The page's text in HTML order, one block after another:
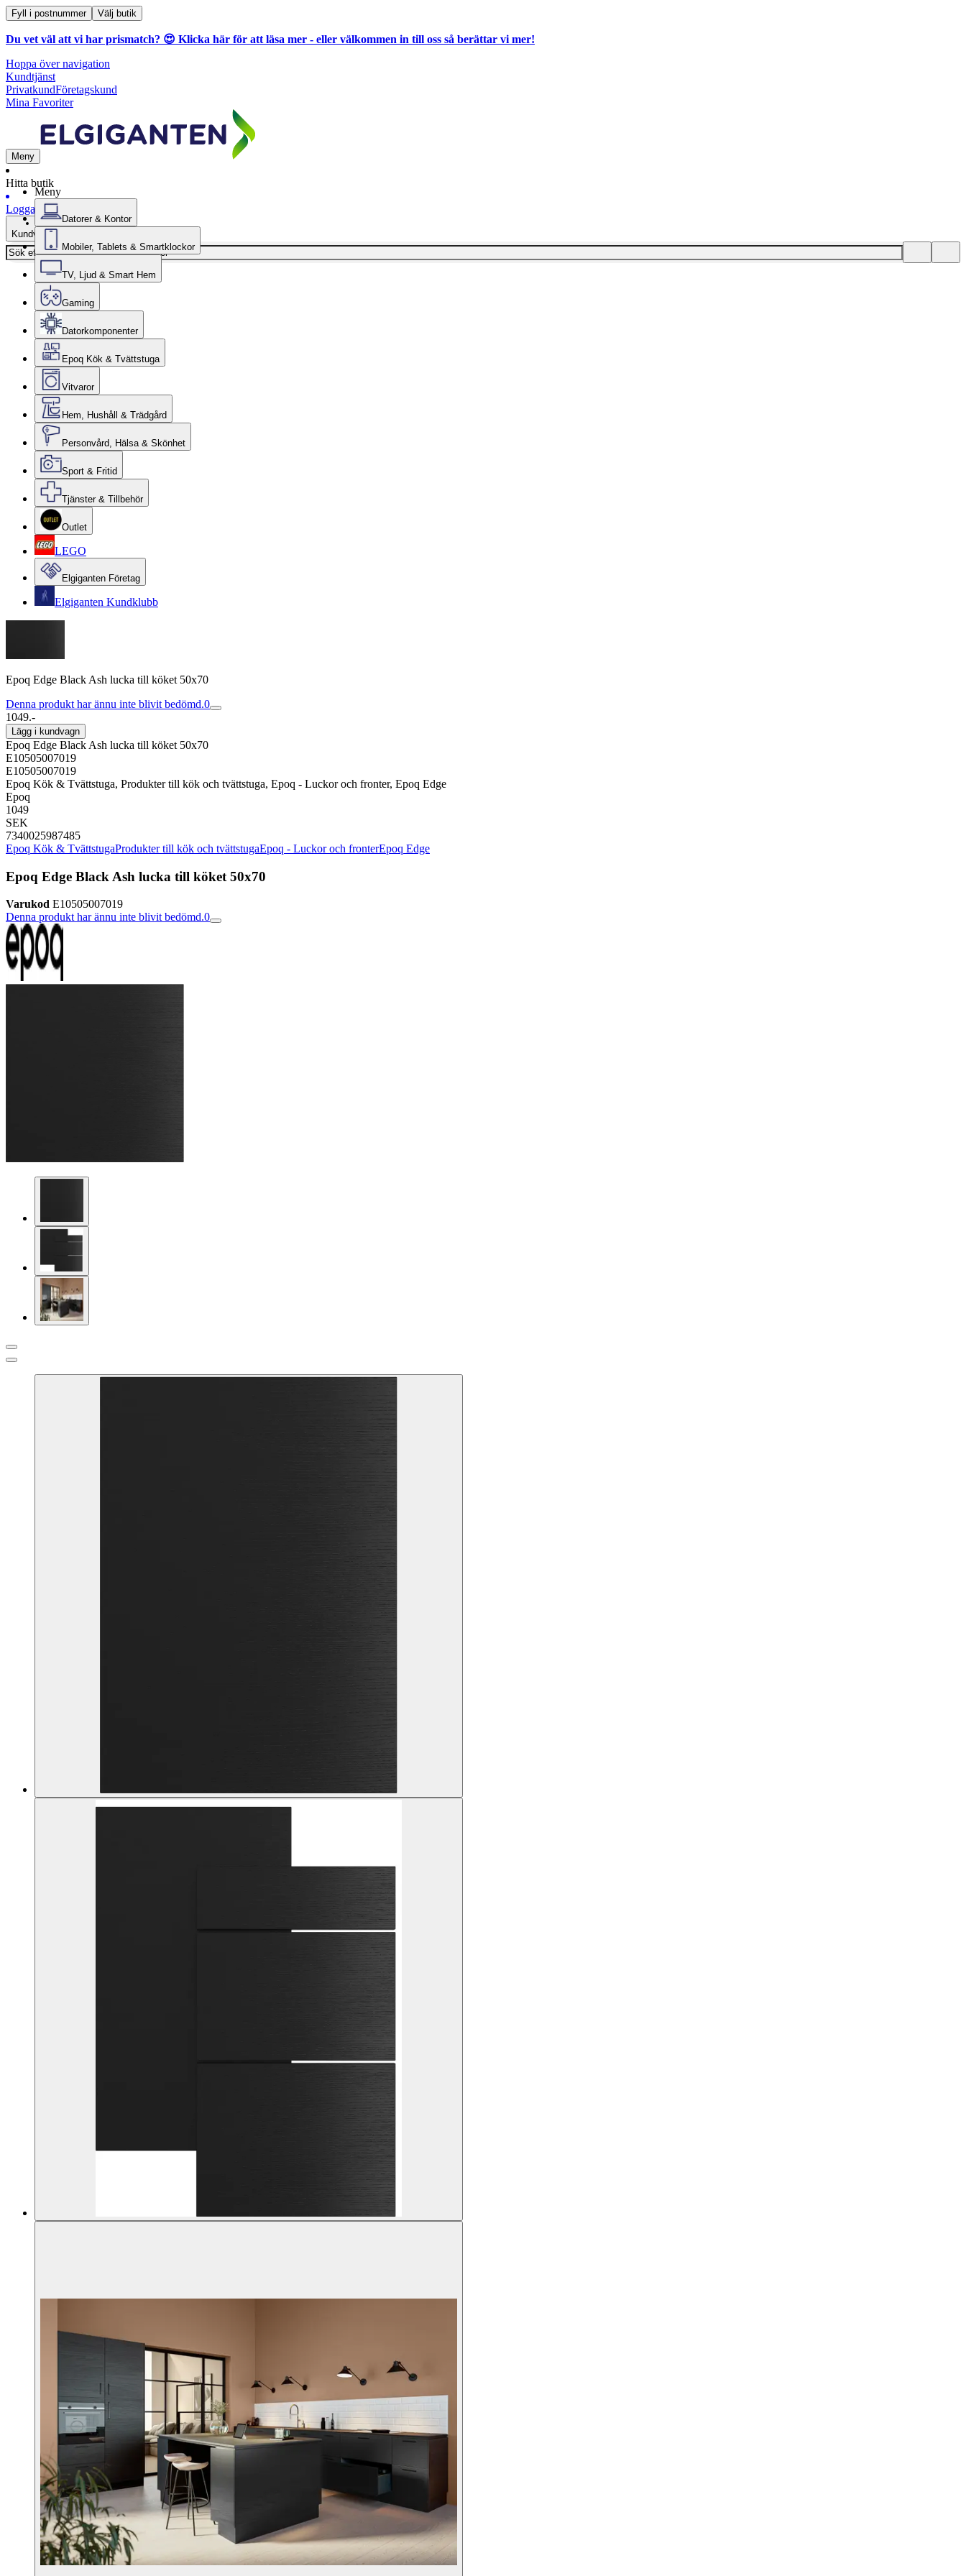
Fyll i postnummer Välj butik
Du vet väl att vi har prismatch? 😍 Klicka här för att läsa mer - eller välkommen in till oss så berättar vi mer!
Hoppa över navigation
Kundtjänst
PrivatkundFöretagskund
Mina Favoriter
Meny
Hitta butik
Logga in
Kundvagn
Meny
Datorer & Kontor
Mobiler, Tablets & Smartklockor
TV, Ljud & Smart Hem
Gaming
Datorkomponenter
Epoq Kök & Tvättstuga
Vitvaror
Hem, Hushåll & Trädgård
Personvård, Hälsa & Skönhet
Sport & Fritid
Tjänster & Tillbehör
Outlet
LEGO
Elgiganten Företag
Elgiganten Kundklubb
Epoq Edge Black Ash lucka till köket 50x70
Denna produkt har ännu inte blivit bedömd.0
1049.-
Lägg i kundvagn
Epoq Edge Black Ash lucka till köket 50x70
E10505007019
E10505007019
Epoq Kök & Tvättstuga, Produkter till kök och tvättstuga, Epoq - Luckor och fronter, Epoq Edge
Epoq
1049
SEK
7340025987485
Epoq Kök & TvättstugaProdukter till kök och tvättstugaEpoq - Luckor och fronterEpoq Edge
Epoq Edge Black Ash lucka till köket 50x70
Varukod E10505007019
Denna produkt har ännu inte blivit bedömd.0